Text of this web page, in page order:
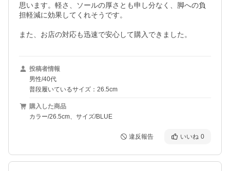
思います。軽さ、ソールの厚さとも申し分なく、脚への負
担軽減に効果してくれそうです。
また、お店の対応も迅速で安心して購入できました。
投稿者情報
男性/40代
普段履いているサイズ：26.5cm
購入した商品
カラー/26.5cm、サイズ/BLUE
違反報告 いいね 0